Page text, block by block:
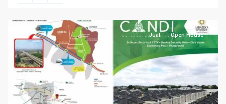
Jual Open House